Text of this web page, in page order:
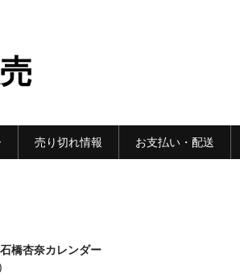
売り切れ情報 お支払い・配送
橋杏奈カレンダー